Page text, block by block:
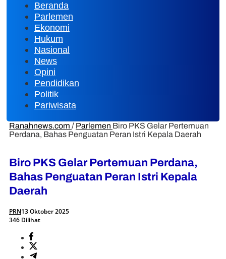
Beranda
Parlemen
Ekonomi
Hukum
Nasional
News
Opini
Pendidikan
Politik
Pariwisata
Ranahnews.com / Parlemen Biro PKS Gelar Pertemuan
Perdana, Bahas Penguatan Peran Istri Kepala Daerah
Biro PKS Gelar Pertemuan Perdana,
Bahas Penguatan Peran Istri Kepala
Daerah
PRN13 Oktober 2025
346 Dilihat